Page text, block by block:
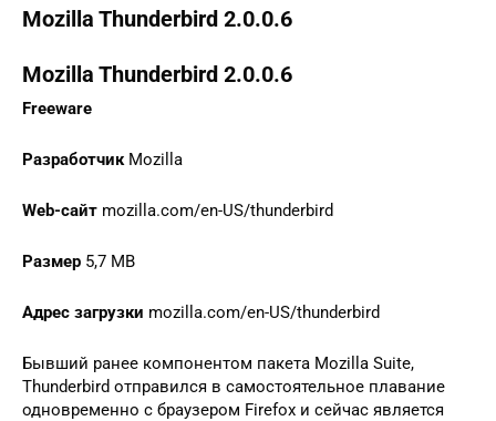
Mozilla Thunderbird 2.0.0.6
Mozilla Thunderbird 2.0.0.6
Freeware
РазработчикMozilla
Web-сайт mozilla.com/en-US/thunderbird
Размер 5,7 MB
Адрес загрузки mozilla.com/en-US/thunderbird
Бывший ранее компонентом пакета Mozilla Suite,
Thunderbird отправился в самостоятельное плавание
одновременно с браузером Firefox и сейчас является